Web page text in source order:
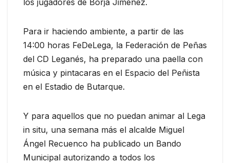
Para ir haciendo ambiente, a partir de las
14:00 horas FeDeLega, la Federación de Peñas
del CD Leganés, ha preparado una paella con
música y pintacaras en el Espacio del Peñista
en el Estadio de Butarque.
Y para aquellos que no puedan animar al Lega
in situ, una semana más el alcalde Miguel
Ángel Recuenco ha publicado un Bando
Municipal autorizando a todos los